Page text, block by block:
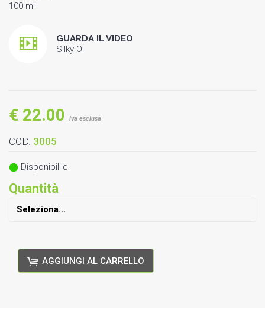
100 ml
GUARDA IL VIDEO
Silky Oil
€ 22.00 iva esclusa
COD. 3005
Disponibilile
Quantità
AGGIUNGI AL CARRELLO